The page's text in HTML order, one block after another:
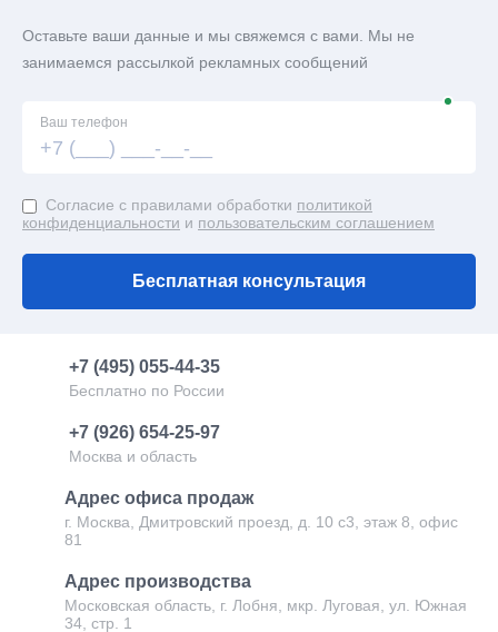
Сантехнические блок-контейнеры под туалет
Евробытовки
Модульные лаборатории
Оставьте ваши данные и мы свяжемся с вами. Мы не
занимаемся рассылкой рекламных сообщений
Ваш телефон
Согласие с правилами обработки политикой
конфиденциальности и пользовательским соглашением
Бесплатная консультация
Адрес офиса продаж
г. Москва, Дмитровский проезд, д. 10 с3, этаж 8, офис
81
Адрес производства
Московская область, г. Лобня, мкр. Луговая, ул. Южная
34, стр. 1
+7 (495) 055-44-35
Бесплатно по России
+7 (926) 654-25-97
Москва и область